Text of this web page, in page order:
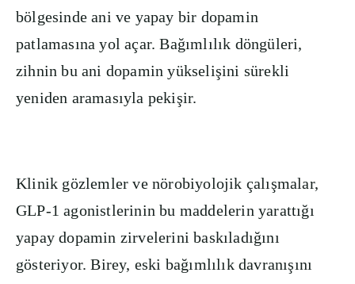
bölgesinde ani ve yapay bir dopamin
patlamasına yol açar. Bağımlılık döngüleri,
zihnin bu ani dopamin yükselişini sürekli
yeniden aramasıyla pekişir.
Klinik gözlemler ve nörobiyolojik çalışmalar,
GLP-1 agonistlerinin bu maddelerin yarattığı
yapay dopamin zirvelerini baskıladığını
gösteriyor. Birey, eski bağımlılık davranışını